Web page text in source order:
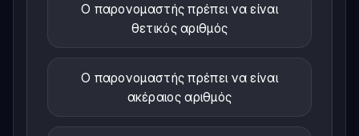
Ο παρονομαστής πρέπει να είναι
θετικός αριθμός
Ο παρονομαστής πρέπει να είναι
ακέραιος αριθμός